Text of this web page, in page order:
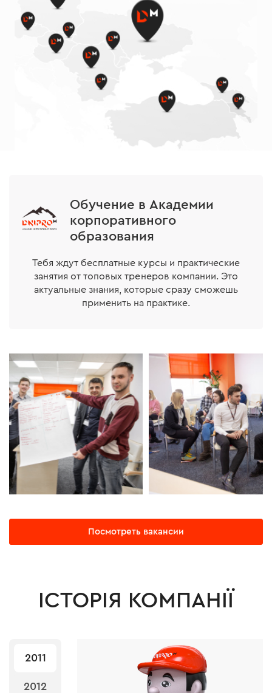
Обучение в Академии
корпоративного
образования
Тебя ждут бесплатные курсы и практические
занятия от топовых тренеров компании. Это
актуальные знания, которые сразу сможешь
применить на практике.
Посмотреть вакансии
ІСТОРІЯ КОМПАНІЇ
2011
2012